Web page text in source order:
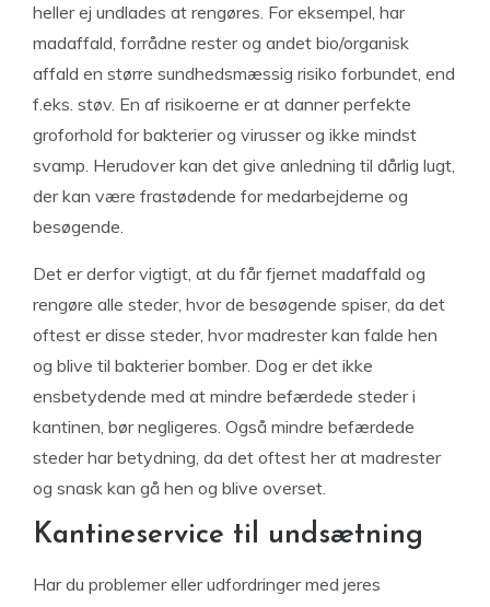
heller ej undlades at rengøres. For eksempel, har
madaffald, forrådne rester og andet bio/organisk
affald en større sundhedsmæssig risiko forbundet, end
f.eks. støv. En af risikoerne er at danner perfekte
groforhold for bakterier og virusser og ikke mindst
svamp. Herudover kan det give anledning til dårlig lugt,
der kan være frastødende for medarbejderne og
besøgende.
Det er derfor vigtigt, at du får fjernet madaffald og
rengøre alle steder, hvor de besøgende spiser, da det
oftest er disse steder, hvor madrester kan falde hen
og blive til bakterier bomber. Dog er det ikke
ensbetydende med at mindre befærdede steder i
kantinen, bør negligeres. Også mindre befærdede
steder har betydning, da det oftest her at madrester
og snask kan gå hen og blive overset.
Kantineservice til undsætning
Har du problemer eller udfordringer med jeres